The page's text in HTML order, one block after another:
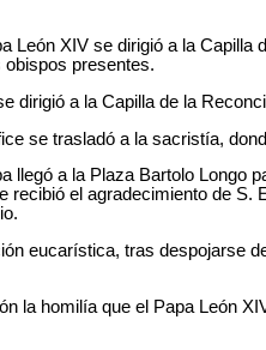
León XIV se dirigió a la
obispos presentes.
dirigió a la Capilla de la
se trasladó a la sacristía,
llegó a la Plaza Bartolo Longo
recibió el agradecimiento de
eucarística, tras despojarse
la homilía que el Papa León